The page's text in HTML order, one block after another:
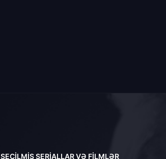
SEÇILMIŞ SERIALLAR VƏ FILMLƏR